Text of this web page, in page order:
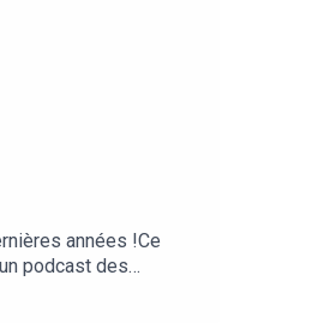
années !Ce
podcast des